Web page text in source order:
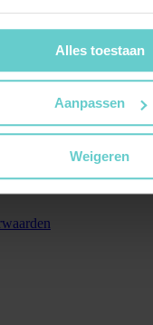
Alles toestaan
Aanpassen
Weigeren